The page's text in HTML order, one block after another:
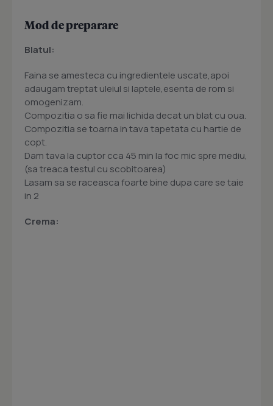
Mod de preparare
Blatul:
Faina se amesteca cu ingredientele uscate,apoi
adaugam treptat uleiul si laptele,esenta de rom si
omogenizam.
Compozitia o sa fie mai lichida decat un blat cu oua.
Compozitia se toarna in tava tapetata cu hartie de
copt.
Dam tava la cuptor cca 45 min la foc mic spre mediu,
(sa treaca testul cu scobitoarea)
Lasam sa se raceasca foarte bine dupa care se taie
in 2
Crema: